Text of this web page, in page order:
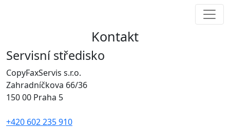
Kontakt
Servisní středisko
CopyFaxServis s.r.o.
Zahradníčkova 66/36
150 00 Praha 5
+420 602 235 910